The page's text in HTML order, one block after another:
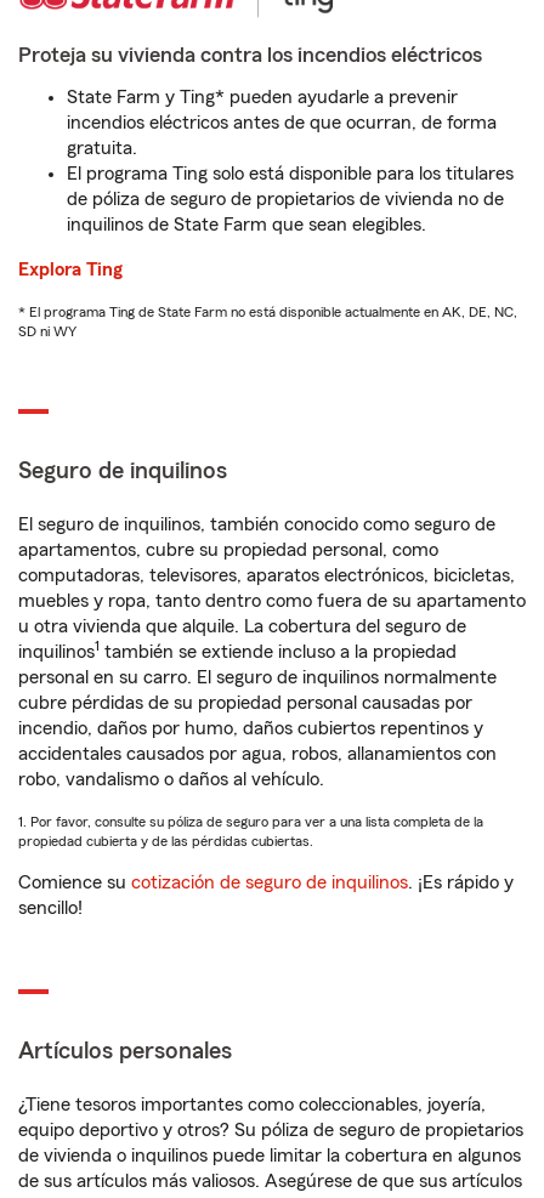
Proteja su vivienda contra los incendios eléctricos
State Farm y Ting* pueden ayudarle a prevenir
incendios eléctricos antes de que ocurran, de forma
gratuita.
El programa Ting solo está disponible para los titulares
de póliza de seguro de propietarios de vivienda no de
inquilinos de State Farm que sean elegibles.
Explora Ting
* El programa Ting de State Farm no está disponible actualmente en AK, DE, NC,
SD ni WY
Seguro de inquilinos
El seguro de inquilinos, también conocido como seguro de
apartamentos, cubre su propiedad personal, como
computadoras, televisores, aparatos electrónicos, bicicletas,
muebles y ropa, tanto dentro como fuera de su apartamento
u otra vivienda que alquile. La cobertura del seguro de
inquilinos1 también se extiende incluso a la propiedad
personal en su carro. El seguro de inquilinos normalmente
cubre pérdidas de su propiedad personal causadas por
incendio, daños por humo, daños cubiertos repentinos y
accidentales causados por agua, robos, allanamientos con
robo, vandalismo o daños al vehículo.
1. Por favor, consulte su póliza de seguro para ver a una lista completa de la
propiedad cubierta y de las pérdidas cubiertas.
Comience su cotización de seguro de inquilinos. ¡Es rápido y
sencillo!
Artículos personales
¿Tiene tesoros importantes como coleccionables, joyería,
equipo deportivo y otros? Su póliza de seguro de propietarios
de vivienda o inquilinos puede limitar la cobertura en algunos
de sus artículos más valiosos. Asegúrese de que sus artículos